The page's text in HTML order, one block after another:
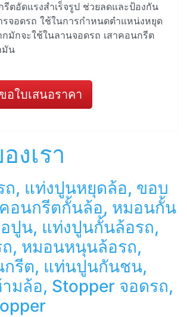
ตอัดแรงสำเร็จรูป ช่วยลดและป้องกัน
รจอดรถ ใช้ในการกำหนดตำแหน่งหยุด
มักจะใช้ในลานจอดรถ เสาคอนกรีต
มัน
อใบเสนอราคา
งเรา
ถ, แท่งปูนหยุดล้อ, ขอบ
อนกรีตกั้นล้อ, หมอนกั้น
ปูน, แท่งปูนกั้นล้อรถ,
, หมอนหนุนล้อรถ,
รีต, แท่นปูนกันชน,
มล้อ, Stopper จอดรถ,